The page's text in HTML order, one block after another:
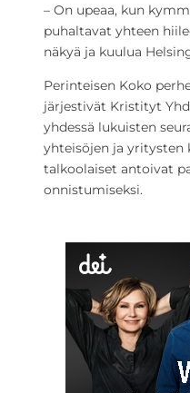
– On upeaa, kun
puhaltavat yhteen
näkyä ja kuulua
Perinteisen Koko
järjestivät Kristityt
yhdessä lukuisten
yhteisöjen ja yritysten
talkoolaiset antoivat
onnistumiseksi.